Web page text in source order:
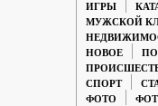
ИГРЫ
МУЖСКОЙ
НОВОЕ
СПОРТ
ФОТО